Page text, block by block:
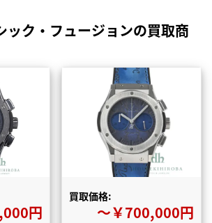
ック・フュージョンの買取商
円
買取価格:
〜￥700,000円